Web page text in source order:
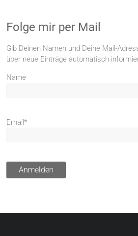
Folge mir per Mail
Gib Deinen Namen und Deine Mail-
über neue Einträge automatisch
Name
Email*